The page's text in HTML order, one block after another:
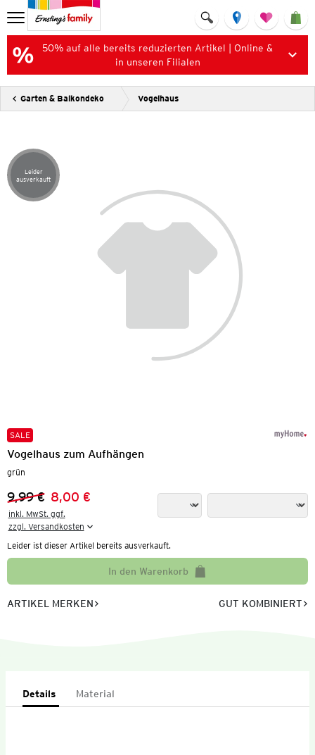
50% auf alle bereits reduzierten Artikel | Online &
in unseren Filialen
Garten & Balkondeko Vogelhaus
Artikel leider ausverkauft
Leider
ausverkauft
SALE
Vogelhaus zum Aufhängen
grün
Vorheriger Preis:
9,99 €
Neuer Preis:
8,00 €
inkl. MwSt. ggf.
zzgl. Versandkosten
Leider ist dieser Artikel bereits ausverkauft.
In den Warenkorb
ARTIKEL MERKEN GUT KOMBINIERT
Details Material